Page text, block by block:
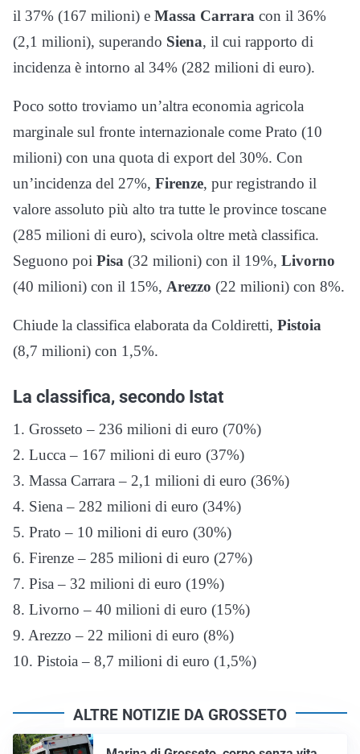
il 37% (167 milioni) e Massa Carrara con il 36%
(2,1 milioni), superando Siena, il cui rapporto di
incidenza è intorno al 34% (282 milioni di euro).
Poco sotto troviamo un’altra economia agricola
marginale sul fronte internazionale come Prato (10
milioni) con una quota di export del 30%. Con
un’incidenza del 27%, Firenze, pur registrando il
valore assoluto più alto tra tutte le province toscane
(285 milioni di euro), scivola oltre metà classifica.
Seguono poi Pisa (32 milioni) con il 19%, Livorno
(40 milioni) con il 15%, Arezzo (22 milioni) con 8%.
Chiude la classifica elaborata da Coldiretti, Pistoia
(8,7 milioni) con 1,5%.
La classifica, secondo Istat
1. Grosseto – 236 milioni di euro (70%)
2. Lucca – 167 milioni di euro (37%)
3. Massa Carrara – 2,1 milioni di euro (36%)
4. Siena – 282 milioni di euro (34%)
5. Prato – 10 milioni di euro (30%)
6. Firenze – 285 milioni di euro (27%)
7. Pisa – 32 milioni di euro (19%)
8. Livorno – 40 milioni di euro (15%)
9. Arezzo – 22 milioni di euro (8%)
10. Pistoia – 8,7 milioni di euro (1,5%)
ALTRE NOTIZIE DA GROSSETO